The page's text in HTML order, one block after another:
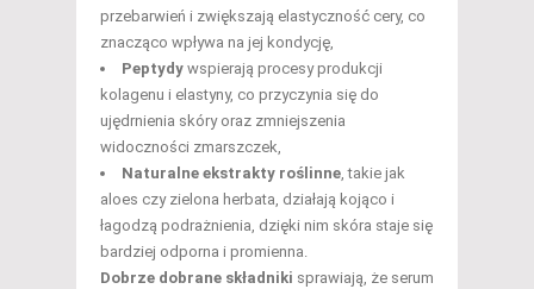
przebarwień i zwiększają elastyczność cery, co
znacząco wpływa na jej kondycję,
Peptydy wspierają procesy produkcji
kolagenu i elastyny, co przyczynia się do
ujędrnienia skóry oraz zmniejszenia
widoczności zmarszczek,
Naturalne ekstrakty roślinne , takie jak
aloes czy zielona herbata, działają kojąco i
łagodzą podrażnienia, dzięki nim skóra staje się
bardziej odporna i promienna.
Dobrze dobrane składniki sprawiają, że serum